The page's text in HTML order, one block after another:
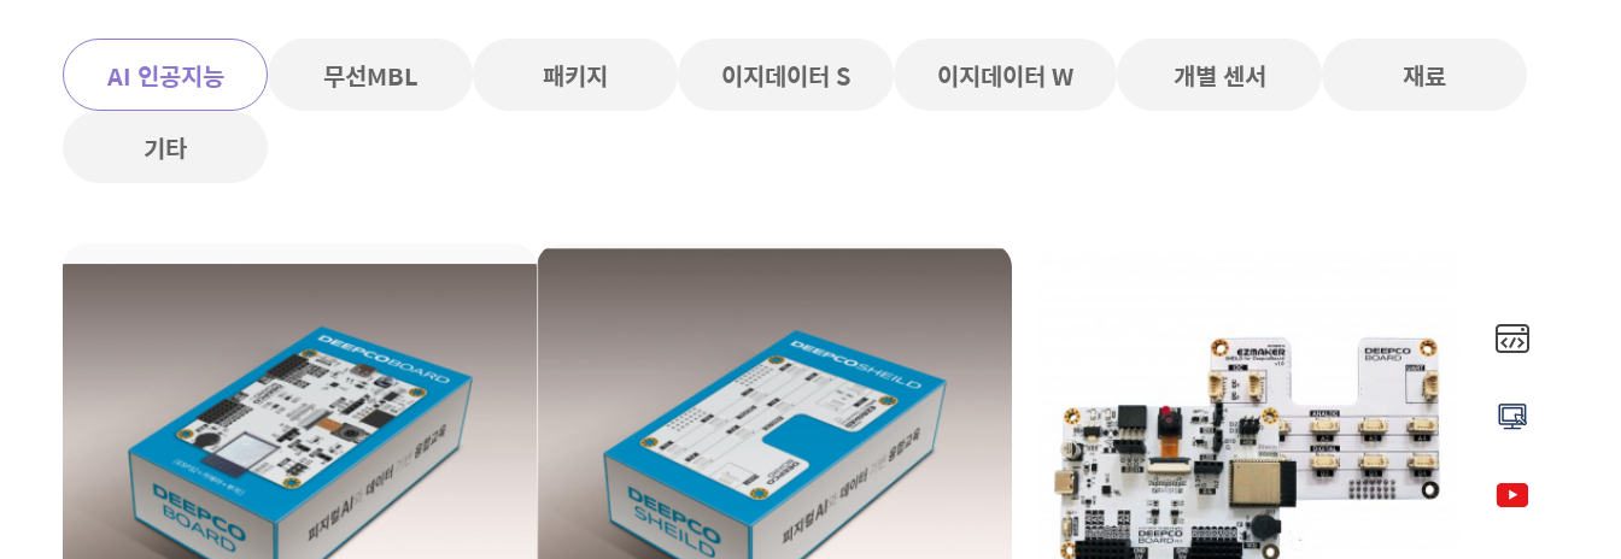
AI 인공지능 무선MBL 패키지 이지데이터 S 이지데이터 W 개별 센서
재료
기타